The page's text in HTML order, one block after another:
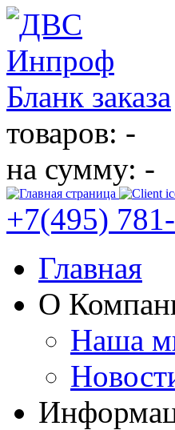
Бланк заказа
товаров: -
на сумму: -
+7(495)
Главная
О
Наша